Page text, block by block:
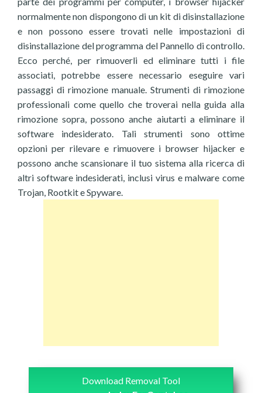
normalmente non dispongono di un kit di disinstallazione
e non possono essere trovati nelle impostazioni di
disinstallazione del programma del Pannello di controllo.
Ecco perché, per rimuoverli ed eliminare tutti i file
associati, potrebbe essere necessario eseguire vari
passaggi di rimozione manuale. Strumenti di rimozione
professionali come quello che troverai nella guida alla
rimozione sopra, possono anche aiutarti a eliminare il
software indesiderato. Tali strumenti sono ottime
opzioni per rilevare e rimuovere i browser hijacker e
possono anche scansionare il tuo sistema alla ricerca di
altri software indesiderati, inclusi virus e malware come
Trojan, Rootkit e Spyware.
Download Removal Tool